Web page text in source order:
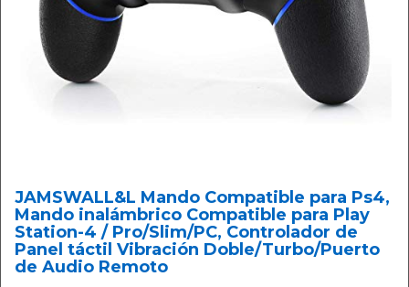
JAMSWALL&L Mando Compatible para Ps4,
Mando inalámbrico Compatible para Play
Station-4 / Pro/Slim/PC, Controlador de
Panel táctil Vibración Doble/Turbo/Puerto
de Audio Remoto